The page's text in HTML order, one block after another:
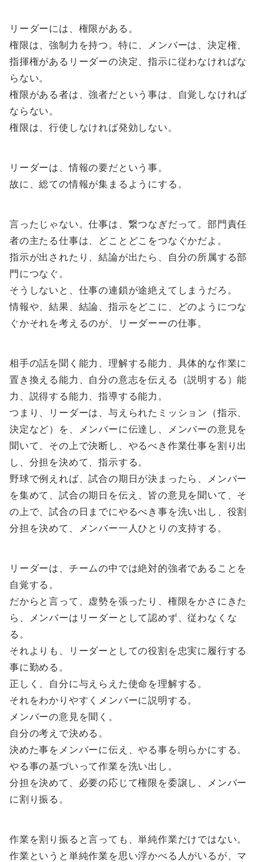
リーダーには、権限がある。
権限は、強制力を持つ。特に、メンバーは、決定権、
指揮権があるリーダーの決定、指示に従わなければな
らない。
権限がある者は、強者だという事は、自覚しなければ
ならない。
権限は、行使しなければ発効しない。
リーダーは、情報の要だという事。
故に、総ての情報が集まるようにする。
言ったじゃない。仕事は、繋つなぎだって。部門責任
者の主たる仕事は、どことどこをつなぐかだよ。
指示が出されたり、結論が出たら、自分の所属する部
門につなぐ。
そうしないと、仕事の連鎖が途絶えてしまうだろ。
情報や、結果、結論、指示をどこに、どのようにつな
ぐかそれを考えるのが、リーダーーの仕事。
相手の話を聞く能力、理解する能力、具体的な作業に
置き換える能力、自分の意志を伝える（説明する）能
力、説得する能力、指導する能力。
つまり、リーダーは、与えられたミッション（指示、
決定など）を、メンバーに伝達し、メンバーの意見を
聞いて、その上で決断し、やるべき作業仕事を割り出
し、分担を決めて、指示する。
野球で例えれば、試合の期日が決まったら、メンバー
を集めて、試合の期日を伝え、皆の意見を聞いて、そ
の上で、試合の日までにやるべき事を洗い出し、役割
分担を決めて、メンバー一人ひとりの支持する。
リーダーは、チームの中では絶対的強者であることを
自覚する。
だからと言って、虚勢を張ったり、権限をかさにきた
ら、メンバーはリーダーとして認めず、従わなくな
る。
それよりも、リーダーとしての役割を忠実に履行する
事に勤める。
正しく、自分に与えらえた使命を理解する。
それをわかりやすくメンバーに説明する。
メンバーの意見を聞く。
自分の考えで決める。
決めた事をメンバーに伝え、やる事を明らかにする。
やる事の基づいって作業を洗い出し。
分担を決めて、必要の応じて権限を委譲し、メンバー
に割り振る。
作業を割り振ると言っても、単純作業だけではない。
作業というと単純作業を思い浮かべる人がいるが、マ